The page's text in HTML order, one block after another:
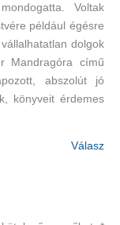
Voltak
például égésre
dolgok
Mandragóra című
abszolút jó
könyveit érdemes
Válasz